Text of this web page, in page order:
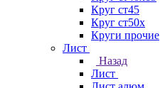
Круг ст45
Круг ст50х
Круги прочие
Лист
Назад
Лист